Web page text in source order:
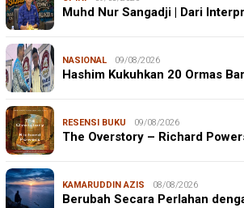
Muhd Nur Sangadji | Dari
NASIONAL 09/08/2026
Hashim Kukuhkan 20 Ormas
RESENSI BUKU 09/08/2026
The Overstory – Richard
KAMARUDDIN AZIS 08/08/2026
Berubah Secara Perlahan